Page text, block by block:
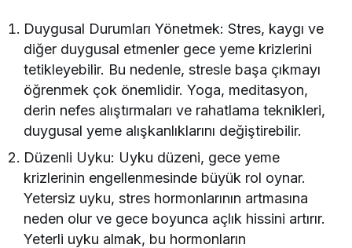
Duygusal Durumları Yönetmek: Stres, kaygı ve
diğer duygusal etmenler gece yeme krizlerini
tetikleyebilir. Bu nedenle, stresle başa çıkmayı
öğrenmek çok önemlidir. Yoga, meditasyon,
derin nefes alıştırmaları ve rahatlama teknikleri,
duygusal yeme alışkanlıklarını değiştirebilir.
Düzenli Uyku: Uyku düzeni, gece yeme
krizlerinin engellenmesinde büyük rol oynar.
Yetersiz uyku, stres hormonlarının artmasına
neden olur ve gece boyunca açlık hissini artırır.
Yeterli uyku almak, bu hormonların